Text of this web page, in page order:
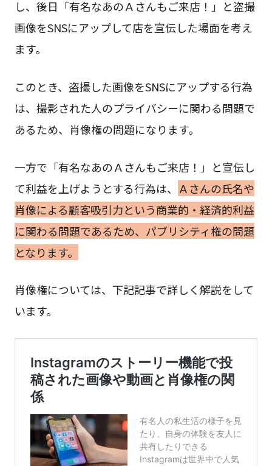
し、後日「有名なあのＡさんもご来店！」と盗撮
画像をSNSにアップして店を宣伝した場面を考え
ます。
このとき、盗撮した画像をSNSにアップする行為
は、撮影された人のプライバシーに関わる問題で
あるため、肖像権の問題になります。
一方で「有名なあのＡさんもご来店！」と宣伝し
て利益を上げようとする行為は、
Ａさんの氏名や
肖像による顧客吸引力という商業的・経済的利益
に関わる問題であるため、パブリシティ権の問題
となります。
肖像権については、下記記事で詳しく解説をして
います。